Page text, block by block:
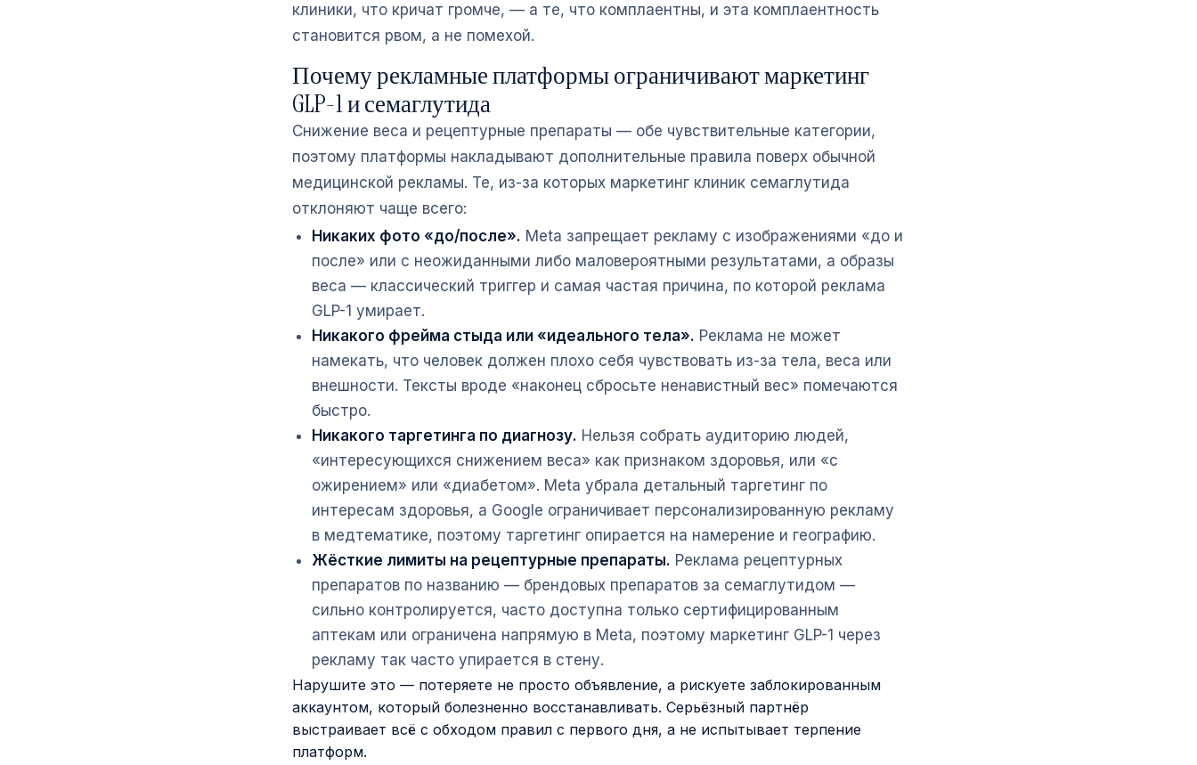
клиники, что кричат громче, — а те, что комплаентны, и эта комплаентность
становится рвом, а не помехой.
Почему рекламные платформы ограничивают маркетинг
GLP-1 и семаглутида
Снижение веса и рецептурные препараты — обе чувствительные категории,
поэтому платформы накладывают дополнительные правила поверх обычной
медицинской рекламы. Те, из-за которых маркетинг клиник семаглутида
отклоняют чаще всего:
Никаких фото «до/после». Meta запрещает рекламу с изображениями «до и
после» или с неожиданными либо маловероятными результатами, а образы
веса — классический триггер и самая частая причина, по которой реклама
GLP-1 умирает.
Никакого фрейма стыда или «идеального тела». Реклама не может
намекать, что человек должен плохо себя чувствовать из-за тела, веса или
внешности. Тексты вроде «наконец сбросьте ненавистный вес» помечаются
быстро.
Никакого таргетинга по диагнозу. Нельзя собрать аудиторию людей,
«интересующихся снижением веса» как признаком здоровья, или «с
ожирением» или «диабетом». Meta убрала детальный таргетинг по
интересам здоровья, а Google ограничивает персонализированную рекламу
в медтематике, поэтому таргетинг опирается на намерение и географию.
Жёсткие лимиты на рецептурные препараты. Реклама рецептурных
препаратов по названию — брендовых препаратов за семаглутидом —
сильно контролируется, часто доступна только сертифицированным
аптекам или ограничена напрямую в Meta, поэтому маркетинг GLP-1 через
рекламу так часто упирается в стену.
Нарушите это — потеряете не просто объявление, а рискуете заблокированным
аккаунтом, который болезненно восстанавливать. Серьёзный партнёр
выстраивает всё с обходом правил с первого дня, а не испытывает терпение
платформ.